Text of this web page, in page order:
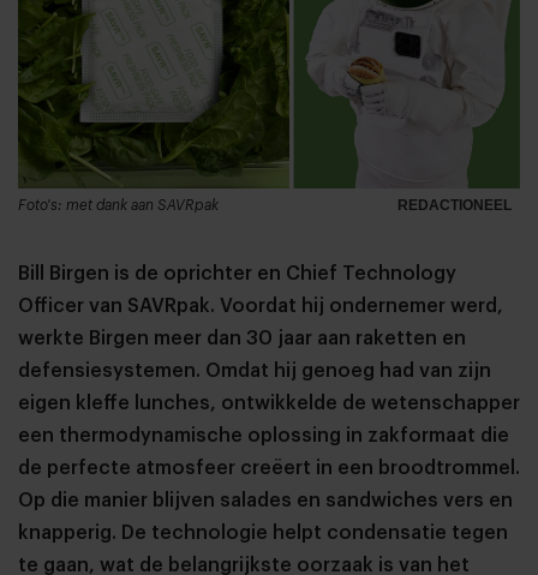
REDACTIONEEL
Foto's: met dank aan SAVRpak
Bill Birgen is de oprichter en Chief Technology
Officer van SAVRpak. Voordat hij ondernemer werd,
werkte Birgen meer dan 30 jaar aan raketten en
defensiesystemen. Omdat hij genoeg had van zijn
eigen kleffe lunches, ontwikkelde de wetenschapper
een thermodynamische oplossing in zakformaat die
de perfecte atmosfeer creëert in een broodtrommel.
Op die manier blijven salades en sandwiches vers en
knapperig. De technologie helpt condensatie tegen
te gaan, wat de belangrijkste oorzaak is van het